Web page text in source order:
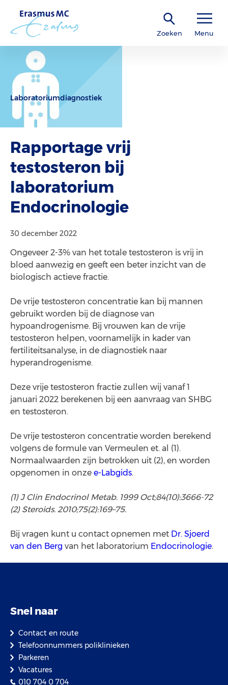
Zoeken Menu
Laboratoriumdiagnostiek
Rapportage vrij
testosteron bij
laboratorium
Endocrinologie
30 december 2022
Ongeveer 2-3% van het totale testosteron is vrij in
bloed aanwezig en geeft een beter inzicht van de
biologisch actieve fractie.
De vrije testosteron concentratie kan bij mannen
gebruikt worden bij de diagnose van
hypoandrogenisme. Bij vrouwen kan de vrije
testosteron helpen, voornamelijk in kader van
fertiliteitsanalyse, in de diagnostiek naar
hyperandrogenisme.
Deze vrije testosteron fractie zullen wij vanaf 1
januari 2022 berekenen bij een aanvraag van SHBG
en testosteron.
De vrije testosteron concentratie worden berekend
volgens de formule van Vermeulen et. al (1).
Normaalwaarden zijn betrokken uit (2), en worden
opgenomen in onze e-Labgids.
(1) J Clin Endocrinol Metab. 1999 Oct;84(10):3666-72
(2) Steroids. 2010;75(2):169–75.
Bij vragen kunt u contact opnemen met Dr. Sjoerd
van den Berg van het laboratorium Endocrinologie.
Snel naar
Contact en route
Telefoonnummers poliklinieken
Parkeren
Vacatures
010 704 0 704